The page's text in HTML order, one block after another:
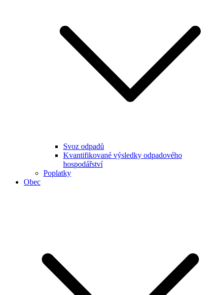
Svoz odpadů
Kvantifikované výsledky odpadového
hospodářství
Poplatky
Obec